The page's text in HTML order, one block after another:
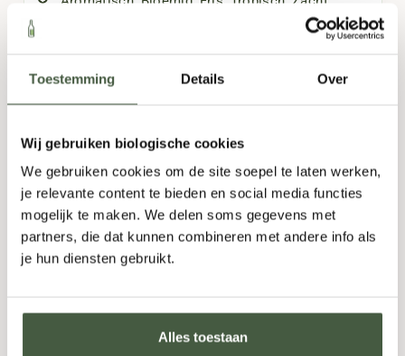
Toestemming Details Over
Wij gebruiken biologische cookies
We gebruiken cookies om de site soepel te laten werken,
je relevante content te bieden en social media functies
mogelijk te maken. We delen soms gegevens met
partners, die dat kunnen combineren met andere info als
je hun diensten gebruikt.
Alles toestaan
7,95
Fles
TOEVOEGEN